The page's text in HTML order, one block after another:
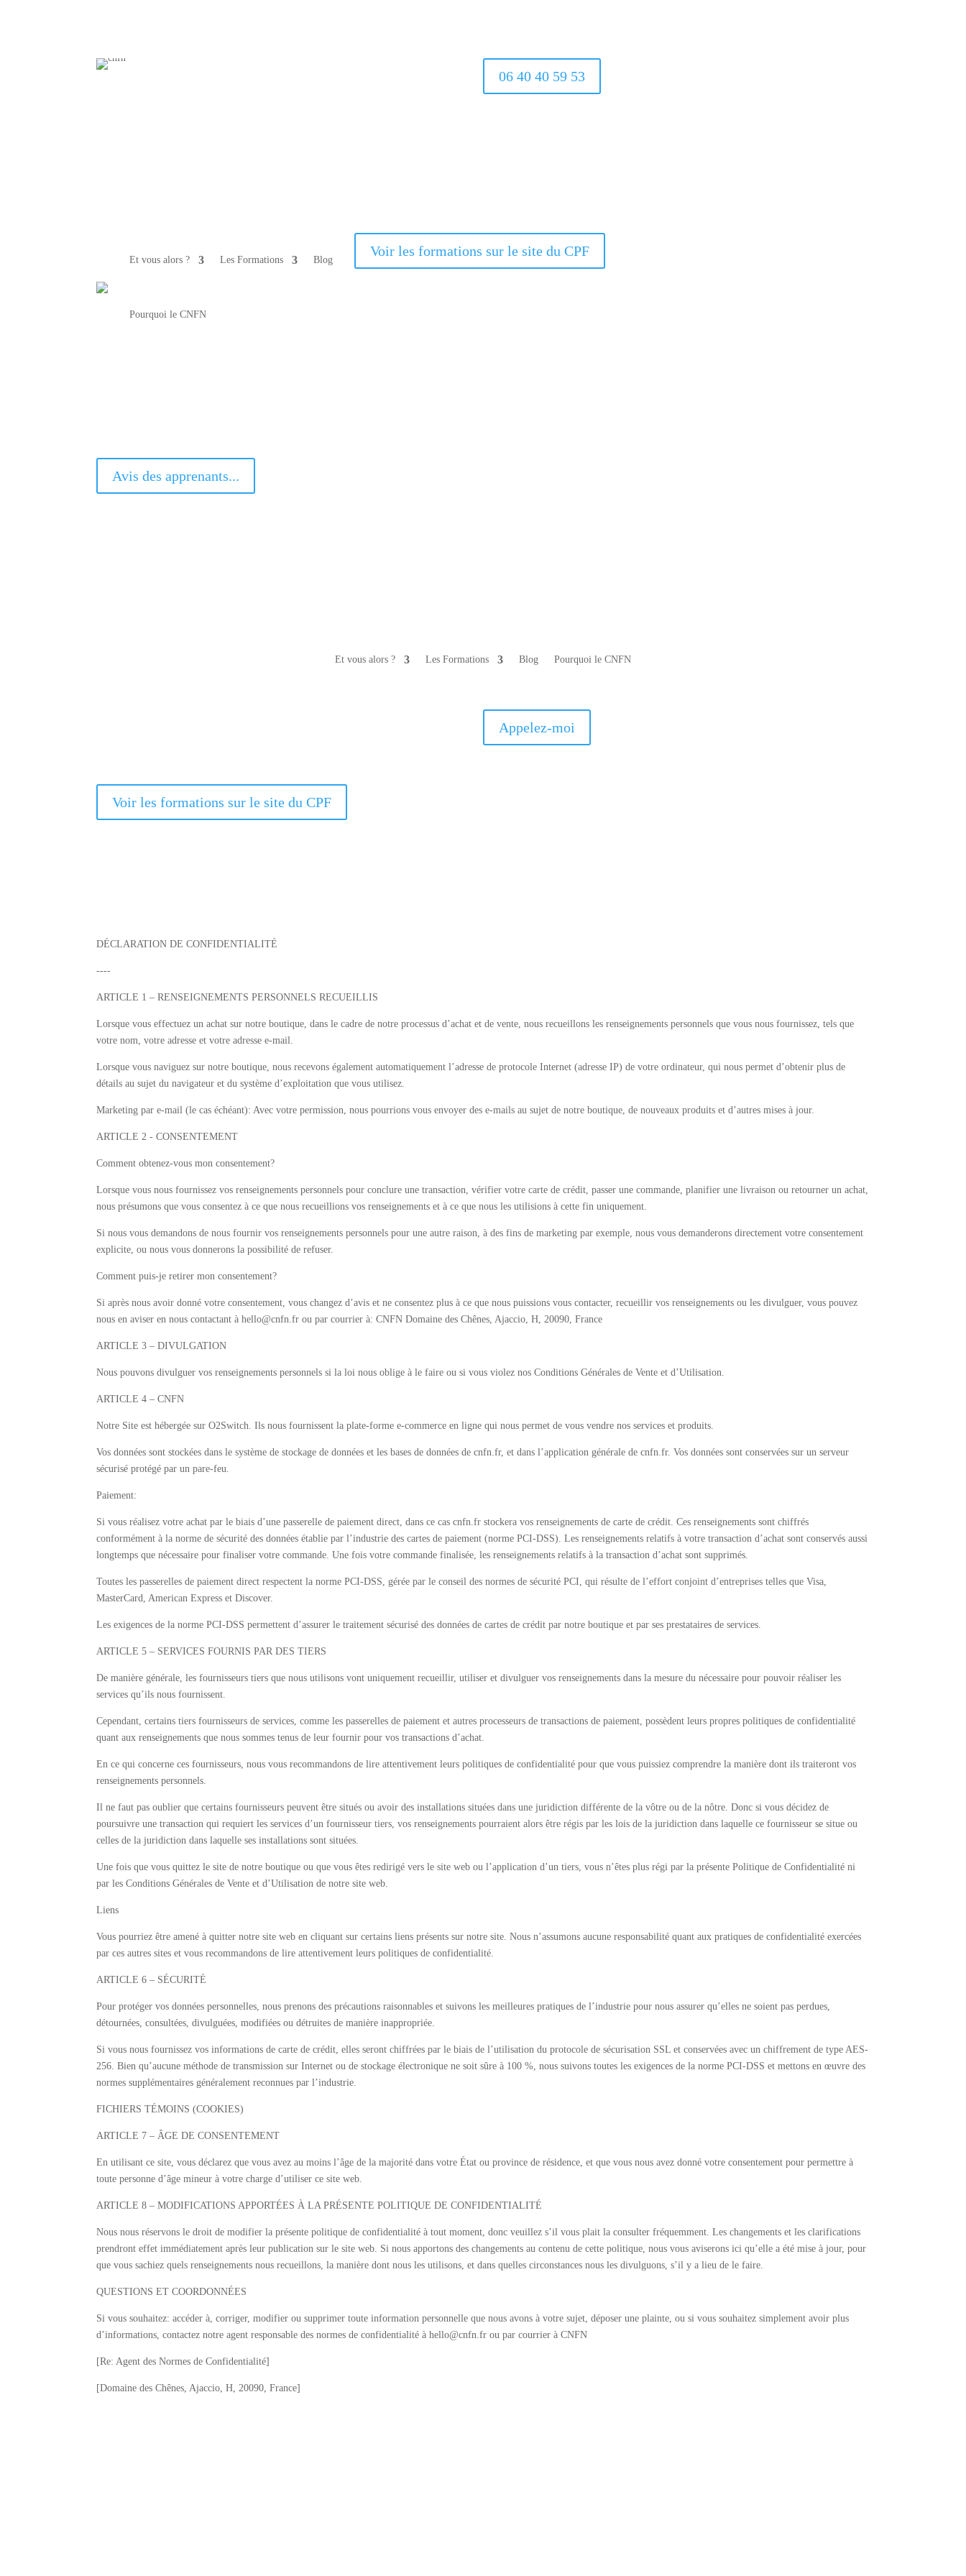
06 40 40 59 53
Et vous alors ? Les Formations Blog
Pourquoi le CNFN
Voir les formations sur le site du CPF
Avis des apprenants...
Et vous alors ? Les Formations Blog Pourquoi le CNFN
Appelez-moi
Voir les formations sur le site du CPF
DÉCLARATION DE CONFIDENTIALITÉ
----
ARTICLE 1 – RENSEIGNEMENTS PERSONNELS RECUEILLIS
Lorsque vous effectuez un achat sur notre boutique, dans le cadre de notre processus d’achat et de vente, nous recueillons les renseignements personnels que vous nous fournissez, tels que
votre nom, votre adresse et votre adresse e-mail.
Lorsque vous naviguez sur notre boutique, nous recevons également automatiquement l’adresse de protocole Internet (adresse IP) de votre ordinateur, qui nous permet d’obtenir plus de
détails au sujet du navigateur et du système d’exploitation que vous utilisez.
Marketing par e-mail (le cas échéant): Avec votre permission, nous pourrions vous envoyer des e-mails au sujet de notre boutique, de nouveaux produits et d’autres mises à jour.
ARTICLE 2 - CONSENTEMENT
Comment obtenez-vous mon consentement?
Lorsque vous nous fournissez vos renseignements personnels pour conclure une transaction, vérifier votre carte de crédit, passer une commande, planifier une livraison ou retourner un achat,
nous présumons que vous consentez à ce que nous recueillions vos renseignements et à ce que nous les utilisions à cette fin uniquement.
Si nous vous demandons de nous fournir vos renseignements personnels pour une autre raison, à des fins de marketing par exemple, nous vous demanderons directement votre consentement
explicite, ou nous vous donnerons la possibilité de refuser.
Comment puis-je retirer mon consentement?
Si après nous avoir donné votre consentement, vous changez d’avis et ne consentez plus à ce que nous puissions vous contacter, recueillir vos renseignements ou les divulguer, vous pouvez
nous en aviser en nous contactant à hello@cnfn.fr ou par courrier à: CNFN Domaine des Chênes, Ajaccio, H, 20090, France
ARTICLE 3 – DIVULGATION
Nous pouvons divulguer vos renseignements personnels si la loi nous oblige à le faire ou si vous violez nos Conditions Générales de Vente et d’Utilisation.
ARTICLE 4 – CNFN
Notre Site est hébergée sur O2Switch. Ils nous fournissent la plate-forme e-commerce en ligne qui nous permet de vous vendre nos services et produits.
Vos données sont stockées dans le système de stockage de données et les bases de données de cnfn.fr, et dans l’application générale de cnfn.fr. Vos données sont conservées sur un serveur
sécurisé protégé par un pare-feu.
Paiement:
Si vous réalisez votre achat par le biais d’une passerelle de paiement direct, dans ce cas cnfn.fr stockera vos renseignements de carte de crédit. Ces renseignements sont chiffrés
conformément à la norme de sécurité des données établie par l’industrie des cartes de paiement (norme PCI-DSS). Les renseignements relatifs à votre transaction d’achat sont conservés aussi
longtemps que nécessaire pour finaliser votre commande. Une fois votre commande finalisée, les renseignements relatifs à la transaction d’achat sont supprimés.
Toutes les passerelles de paiement direct respectent la norme PCI-DSS, gérée par le conseil des normes de sécurité PCI, qui résulte de l’effort conjoint d’entreprises telles que Visa,
MasterCard, American Express et Discover.
Les exigences de la norme PCI-DSS permettent d’assurer le traitement sécurisé des données de cartes de crédit par notre boutique et par ses prestataires de services.
ARTICLE 5 – SERVICES FOURNIS PAR DES TIERS
De manière générale, les fournisseurs tiers que nous utilisons vont uniquement recueillir, utiliser et divulguer vos renseignements dans la mesure du nécessaire pour pouvoir réaliser les
services qu’ils nous fournissent.
Cependant, certains tiers fournisseurs de services, comme les passerelles de paiement et autres processeurs de transactions de paiement, possèdent leurs propres politiques de confidentialité
quant aux renseignements que nous sommes tenus de leur fournir pour vos transactions d’achat.
En ce qui concerne ces fournisseurs, nous vous recommandons de lire attentivement leurs politiques de confidentialité pour que vous puissiez comprendre la manière dont ils traiteront vos
renseignements personnels.
Il ne faut pas oublier que certains fournisseurs peuvent être situés ou avoir des installations situées dans une juridiction différente de la vôtre ou de la nôtre. Donc si vous décidez de
poursuivre une transaction qui requiert les services d’un fournisseur tiers, vos renseignements pourraient alors être régis par les lois de la juridiction dans laquelle ce fournisseur se situe ou
celles de la juridiction dans laquelle ses installations sont situées.
Une fois que vous quittez le site de notre boutique ou que vous êtes redirigé vers le site web ou l’application d’un tiers, vous n’êtes plus régi par la présente Politique de Confidentialité ni
par les Conditions Générales de Vente et d’Utilisation de notre site web.
Liens
Vous pourriez être amené à quitter notre site web en cliquant sur certains liens présents sur notre site. Nous n’assumons aucune responsabilité quant aux pratiques de confidentialité exercées
par ces autres sites et vous recommandons de lire attentivement leurs politiques de confidentialité.
ARTICLE 6 – SÉCURITÉ
Pour protéger vos données personnelles, nous prenons des précautions raisonnables et suivons les meilleures pratiques de l’industrie pour nous assurer qu’elles ne soient pas perdues,
détournées, consultées, divulguées, modifiées ou détruites de manière inappropriée.
Si vous nous fournissez vos informations de carte de crédit, elles seront chiffrées par le biais de l’utilisation du protocole de sécurisation SSL et conservées avec un chiffrement de type AES-
256. Bien qu’aucune méthode de transmission sur Internet ou de stockage électronique ne soit sûre à 100 %, nous suivons toutes les exigences de la norme PCI-DSS et mettons en œuvre des
normes supplémentaires généralement reconnues par l’industrie.
FICHIERS TÉMOINS (COOKIES)
ARTICLE 7 – ÂGE DE CONSENTEMENT
En utilisant ce site, vous déclarez que vous avez au moins l’âge de la majorité dans votre État ou province de résidence, et que vous nous avez donné votre consentement pour permettre à
toute personne d’âge mineur à votre charge d’utiliser ce site web.
ARTICLE 8 – MODIFICATIONS APPORTÉES À LA PRÉSENTE POLITIQUE DE CONFIDENTIALITÉ
Nous nous réservons le droit de modifier la présente politique de confidentialité à tout moment, donc veuillez s’il vous plait la consulter fréquemment. Les changements et les clarifications
prendront effet immédiatement après leur publication sur le site web. Si nous apportons des changements au contenu de cette politique, nous vous aviserons ici qu’elle a été mise à jour, pour
que vous sachiez quels renseignements nous recueillons, la manière dont nous les utilisons, et dans quelles circonstances nous les divulguons, s’il y a lieu de le faire.
QUESTIONS ET COORDONNÉES
Si vous souhaitez: accéder à, corriger, modifier ou supprimer toute information personnelle que nous avons à votre sujet, déposer une plainte, ou si vous souhaitez simplement avoir plus
d’informations, contactez notre agent responsable des normes de confidentialité à hello@cnfn.fr ou par courrier à CNFN
[Re: Agent des Normes de Confidentialité]
[Domaine des Chênes, Ajaccio, H, 20090, France]